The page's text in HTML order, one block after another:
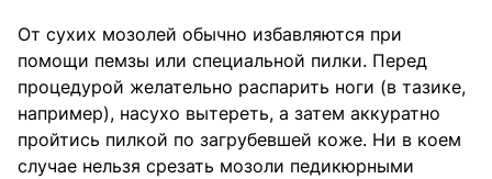
От сухих мозолей обычно избавляются при
помощи пемзы или специальной пилки. Перед
процедурой желательно распарить ноги (в тазике,
например), насухо вытереть, а затем аккуратно
пройтись пилкой по загрубевшей коже. Ни в коем
случае нельзя срезать мозоли педикюрными